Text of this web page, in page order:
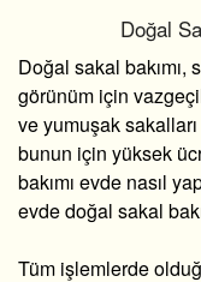
Doğal
Doğal sakal bakımı,
görünüm için
ve yumuşak
bunun için yüksek
bakımı evde nasıl
evde doğal sakal
Tüm işlemlerde